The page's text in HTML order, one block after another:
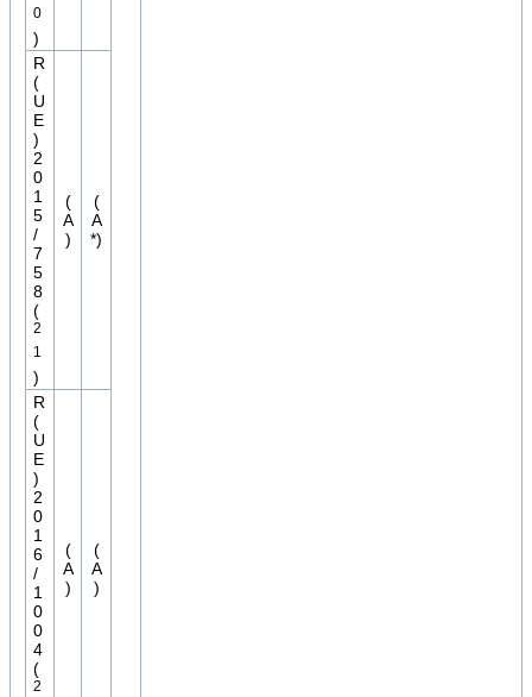
0
)
R
(
U
E
)
2
0
1
5
/
7
5
8
(
2
1
)
(
A
)
(
A
*)
R
(
U
E
)
2
0
1
6
/
1
0
0
4
(
2
(
A
)
(
A
)